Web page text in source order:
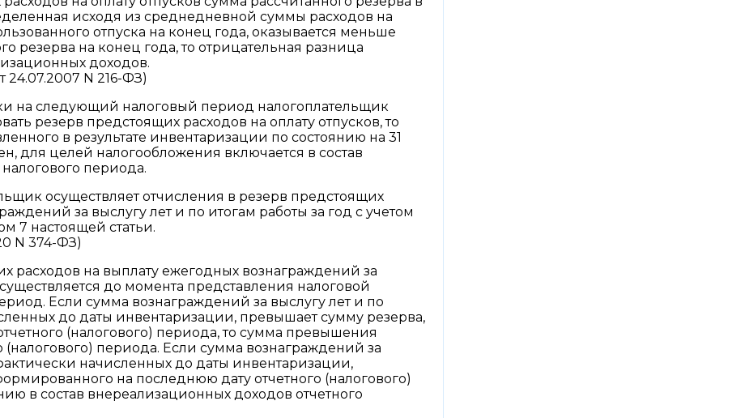
исходя из среднедневной суммы расходов на
отпуска на конец года, оказывается меньше
резерва на конец года, то отрицательная разница
доходов.
N 216-ФЗ)
на следующий налоговый период налогоплательщик
резерв предстоящих расходов на оплату отпусков, то
в результате инвентаризации по состоянию на 31
для целей налогообложения включается в состав
периода.
осуществляет отчисления в резерв предстоящих
за выслугу лет и по итогам работы за год с учетом
7 настоящей статьи.
N 374-ФЗ)
расходов на выплату ежегодных вознаграждений за
до момента представления налоговой
Если сумма вознаграждений за выслугу лет и по
до даты инвентаризации, превышает сумму резерва,
(налогового) периода, то сумма превышения
(налогового) периода. Если сумма вознаграждений за
начисленных до даты инвентаризации,
на последнюю дату отчетного (налогового)
в состав внереализационных доходов отчетного